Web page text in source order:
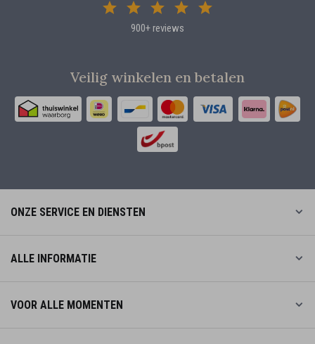
900+ reviews
Veilig winkelen en betalen
ONZE SERVICE EN DIENSTEN
ALLE INFORMATIE
VOOR ALLE MOMENTEN